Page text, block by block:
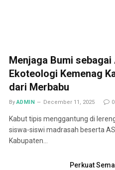
Menjaga Bumi
Ekoteologi Kemenag
dari Merbabu
By ADMIN December 11, 2025 0
Kabut tipis menggantung di
siswa-siswi madrasah beserta
Kabupaten…
Perkuat